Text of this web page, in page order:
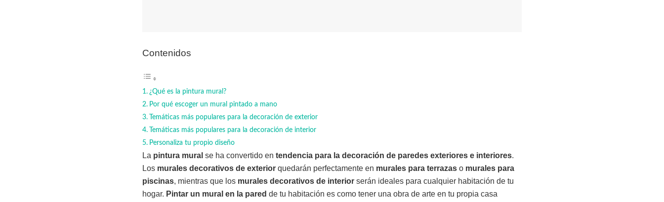
Contenidos
¿Qué es la pintura mural?
Por qué escoger un mural pintado a mano
Temáticas más populares para la decoración de exterior
Temáticas más populares para la decoración de interior
Personaliza tu propio diseño
La pintura mural se ha convertido en tendencia para la decoración de paredes exteriores e interiores.
Los murales decorativos de exterior quedarán perfectamente en murales para terrazas o murales para
piscinas, mientras que los murales decorativos de interior serán ideales para cualquier habitación de tu
hogar. Pintar un mural en la pared de tu habitación es como tener una obra de arte en tu propia casa